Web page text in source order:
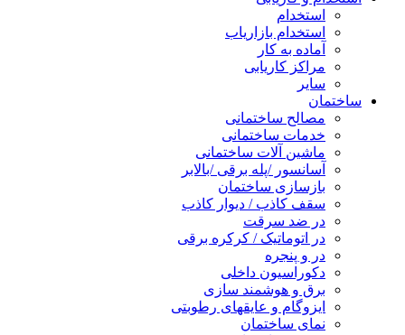
استخدام
استخدام بازاریاب
آماده به کار
مراکز کاریابی
سایر
ساختمان
مصالح ساختمانی
خدمات ساختمانی
ماشین آلات ساختمانی
آسانسور /پله برقی /بالابر
بازسازی ساختمان
سقف کاذب / دیوار کاذب
در ضد سرقت
در اتوماتیک / کرکره برقی
در و پنجره
دکوراسیون داخلی
برق و هوشمند سازی
ایزوگام و عایقهای رطوبتی
نمای ساختمان